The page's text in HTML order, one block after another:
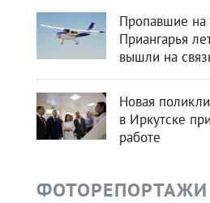
Пропавшие на
Приангарья
вышли на
Новая
в Иркутске
работе
ФОТОРЕПОРТАЖИ